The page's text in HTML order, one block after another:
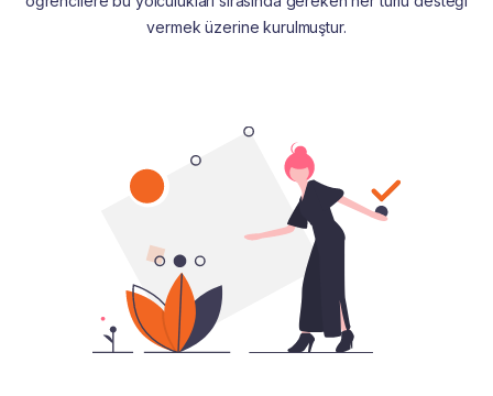
vermek üzerine kurulmuştur.